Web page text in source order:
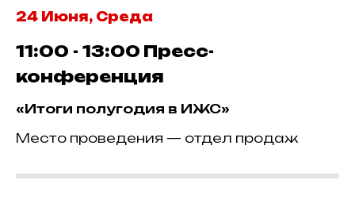
24 Июня, Среда
11:00 - 13:00 Пресс-
конференция
«Итоги полугодия в ИЖС»
Место проведения — отдел продаж